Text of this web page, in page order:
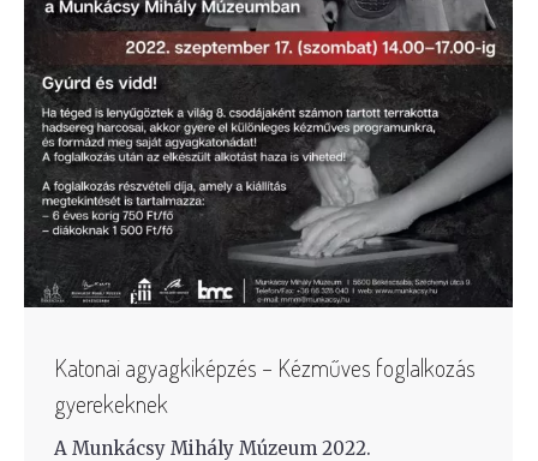
Katonai agyagkiképzés – Kézműves foglalkozás
gyerekeknek
A Munkácsy Mihály Múzeum 2022.